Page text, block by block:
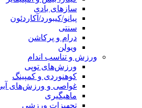
سازهای بادی
پیانو/کیبورد/آکاردئون
سنتی
درام و پرکاشن
ویولن
ورزش و تناسب اندام
ورزش‌های توپی
کوهنوردی و کمپینگ
غواصی و ورزش‌های آبی
ماهیگیری
تجهیزات ورزشی